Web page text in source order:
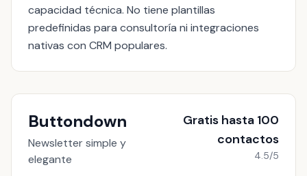
capacidad técnica. No tiene plantillas
predefinidas para consultoría ni integraciones
nativas con CRM populares.
Buttondown
Newsletter simple y
elegante
Gratis hasta 100
contactos
4.5/5